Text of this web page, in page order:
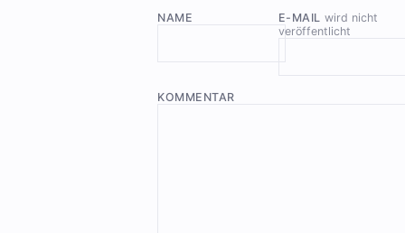
NAME E-MAIL wird nicht
veröffentlicht
KOMMENTAR